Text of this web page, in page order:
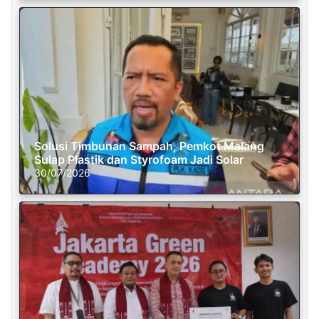
Solusi Timbunan Sampah, Pemkot Malang
Sulap Plastik dan Styrofoam Jadi Solar
30/07/2026